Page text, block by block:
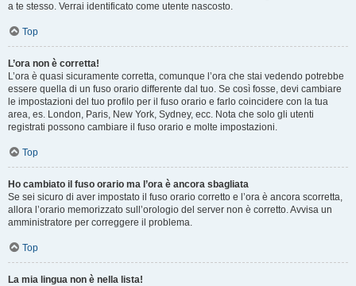
a te stesso. Verrai identificato come utente nascosto.
Top
L’ora non è corretta!
L’ora è quasi sicuramente corretta, comunque l’ora che stai vedendo potrebbe
essere quella di un fuso orario differente dal tuo. Se così fosse, devi cambiare
le impostazioni del tuo profilo per il fuso orario e farlo coincidere con la tua
area, es. London, Paris, New York, Sydney, ecc. Nota che solo gli utenti
registrati possono cambiare il fuso orario e molte impostazioni.
Top
Ho cambiato il fuso orario ma l’ora è ancora sbagliata
Se sei sicuro di aver impostato il fuso orario corretto e l’ora è ancora scorretta,
allora l’orario memorizzato sull’orologio del server non è corretto. Avvisa un
amministratore per correggere il problema.
Top
La mia lingua non è nella lista!